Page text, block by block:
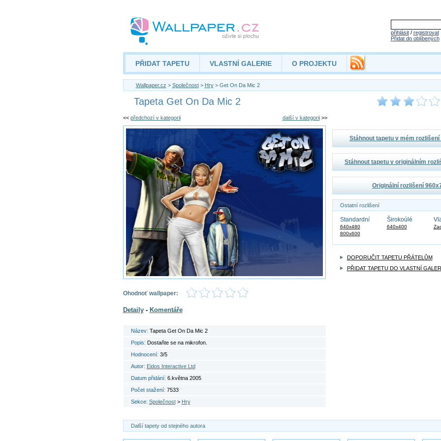
přihlásit/ registrovat
Přidat do oblíbených
PŘIDAT TAPETU VLASTNÍ GALERIE O PROJEKTU
Wallpaper.cz > Společnost> Hry> Get On Da Mic 2
Tapeta Get On Da Mic 2
<< předchozí v kategorii další v kategorii>>
Ohodnoť wallpaper:
Detaily- Komentáře
Název: Tapeta Get On Da Mic 2
Popis: Dostaňte se na mikrofon.
Hodnocení: 3/5
Autor: Eidos Interactive Ltd
Datum přidání: 6.května 2005
Počet stažení: 7533
Sekce: Společnost> Hry
Stáhnout tapetu v mém rozlišení
Stáhnout tapetu v originálním
Originální rozlišení
Ostatní rozlišení
Standardní
640x480
800x600
Širokoúlé
640x400
DOPORUČIT TAPETU PŘÁTELŮM
PŘIDAT TAPETU DO VLASTNÍ
Další tapety od stejného autora